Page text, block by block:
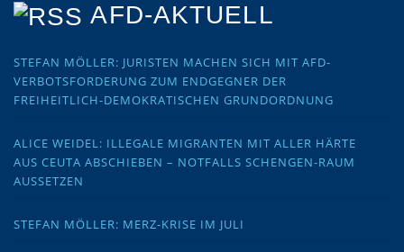
AFD-AKTUELL
STEFAN MÖLLER: JURISTEN MACHEN SICH MIT AFD-
VERBOTSFORDERUNG ZUM ENDGEGNER DER
FREIHEITLICH-DEMOKRATISCHEN GRUNDORDNUNG
ALICE WEIDEL: ILLEGALE MIGRANTEN MIT ALLER HÄRTE
AUS CEUTA ABSCHIEBEN – NOTFALLS SCHENGEN-RAUM
AUSSETZEN
STEFAN MÖLLER: MERZ-KRISE IM JULI